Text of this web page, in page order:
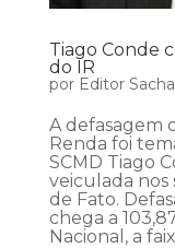
Tiago Conde
do IR
por Editor
A defasagem
Renda foi
SCMD Tiago
veiculada nos
de Fato.
chega a
Nacional, a